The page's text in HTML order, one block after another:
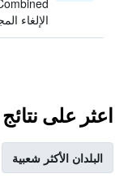
الإلغاء
اعثر على
البلدان الأكثر شعبية